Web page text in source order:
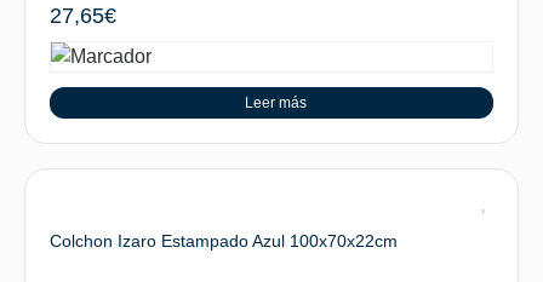
27,65€
Leer más
Colchon Izaro Estampado Azul 100x70x22cm